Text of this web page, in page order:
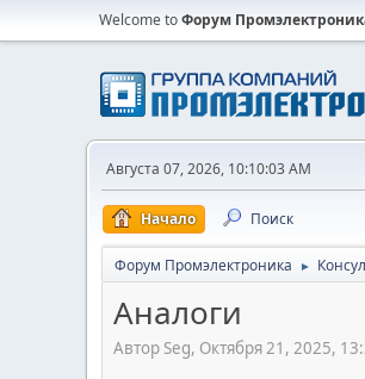
Welcome toФорум
Августа 07, 2026, 10:10:03 AM
Начало Поиск
Форум Промэлектроника ►
Аналоги
Автор Seg, Октября 21, 2025,